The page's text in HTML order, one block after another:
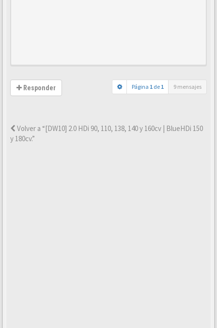
Responder Página 1 de 1 9 mensajes
Volver a “[DW10] 2.0 HDi 90, 110, 138, 140 y 160cv | BlueHDi 150
y 180cv.”